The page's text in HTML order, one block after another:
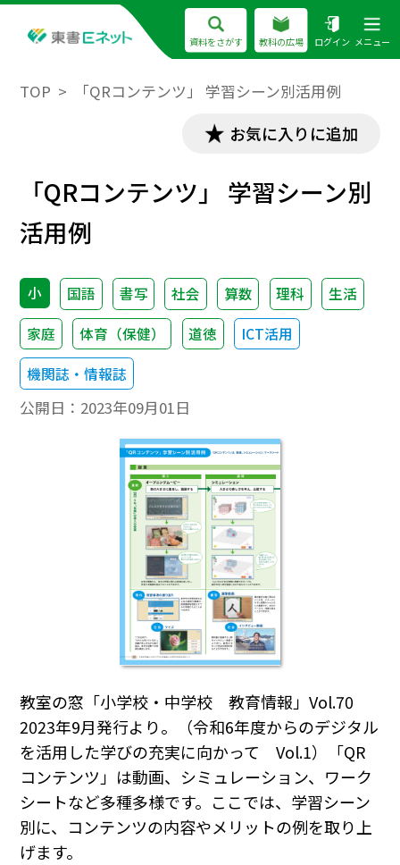
資料をさがす 教科の広場 ログイン メニュー
TOP 「QRコンテンツ」 学習シーン別活用例
お気に入りに追加
「QRコンテンツ」 学習シーン別
活用例
小 国語 書写 社会 算数 理科
生活
家庭
体育（保健） 道徳
ICT活用
機関誌・情報誌
公開日： 2023年09月01日
教室の窓「小学校・中学校 教育情報」Vol.70
2023年9月発行より。（令和6年度からのデジタル
を活用した学びの充実に向かって Vol.1）「QR
コンテンツ」は動画、シミュレーション、ワーク
シートなど多種多様です。ここでは、学習シーン
別に、コンテンツの内容やメリットの例を取り上
げます。